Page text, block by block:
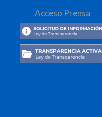
Acceso Prensa